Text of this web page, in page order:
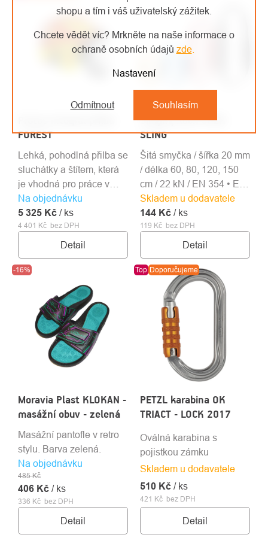
shopu a tím i váš uživatelský zážitek.
Chcete vědět víc? Mrkněte na naše informace o
ochraně osobních údajů zde.
Nastavení
Odmítnout Souhlasím
FOREST
Na objednávku
4 401 Kč bez DPH
5 325 Kč / ks
Detail
Lehká, pohodlná přilba se
sluchátky a štítem, která
je vhodná pro práce v
lese a práce s motorovou
pilou.
Singing Rock OPEN
SLING
Skladem u dodavatele
119 Kč bez DPH
144 Kč / ks
Detail
Šitá smyčka / šířka 20 mm
/ délka 60, 80, 120, 150
cm / 22 kN / EN 354 • EN
566 • EN 795B
-16%
Moravia Plast KLOKAN -
masážní obuv - zelená
Na objednávku
336 Kč bez DPH
485 Kč
406 Kč / ks
Detail
Masážní pantofle v retro
stylu. Barva zelená.
Top Doporučujeme
PETZL karabina OK
TRIACT - LOCK 2017
Skladem u dodavatele
421 Kč bez DPH
510 Kč / ks
Detail
Oválná karabina s
pojistkou zámku